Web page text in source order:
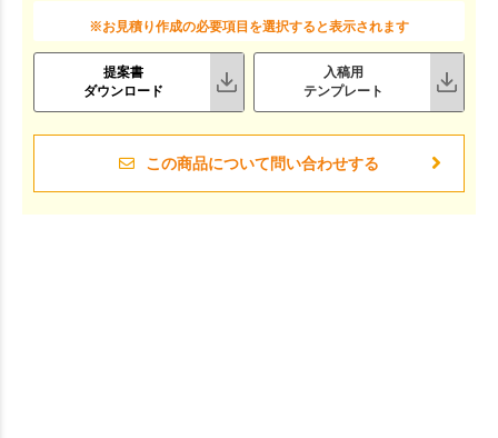
※お見積り作成の必要項目を選択すると表示されます
提案書
ダウンロード
入稿用
テンプレート
この商品について問い合わせする